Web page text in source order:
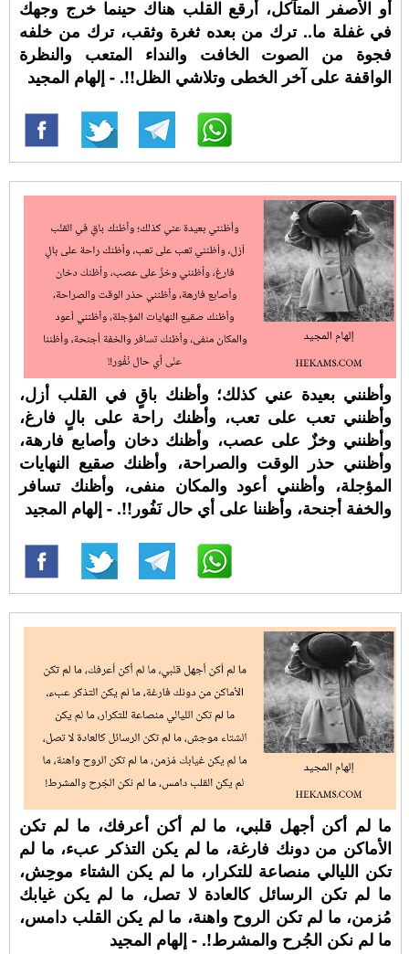
أو الأصفر المتآكل، أرقع القلب هناك حينما خرج وجهك
في غفلة ما.. ترك من بعده ثغرة وثقب، ترك من خلفه
فجوة من الصوت الخافت والنداء المتعب والنظرة
الواقفة على آخر الخطى وتلاشي الظل!!. - إلهام المجيد
وأظنني بعيدة عني كذلك؛ وأظنك باقٍ في القلب أزل،
وأظنني تعب على تعب، وأظنك راحة على بالٍ فارغ،
وأظنني وخزٌ على عصب، وأظنك دخان وأصابع فارهة،
وأظنني حذر الوقت والصراحة، وأظنك صقيع النهايات
المؤجلة، وأظنني أعود والمكان منفى، وأظنك تسافر
والخفة أجنحة، وأظننا على أي حال نَفُور!!. - إلهام المجيد
ما لم أكن أجهل قلبي، ما لم أكن أعرفك، ما لم تكن
الأماكن من دونك فارغة، ما لم يكن التذكر عبء، ما لم
تكن الليالي منصاعة للتكرار، ما لم يكن الشتاء موحِش،
ما لم تكن الرسائل كالعادة لا تصل، ما لم يكن غيابك
مُزمن، ما لم تكن الروح واهنة، ما لم يكن القلب دامس،
ما لم نكن الجُرح والمشرط!. - إلهام المجيد